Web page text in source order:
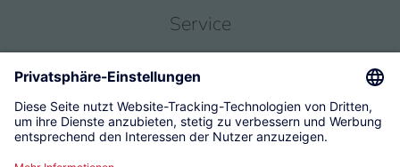
Service
© 2026 KWC Group Management AG